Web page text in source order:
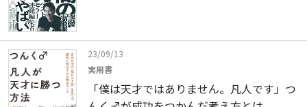
23/09/13
実用書
「僕は天才ではありません。凡人です」つ